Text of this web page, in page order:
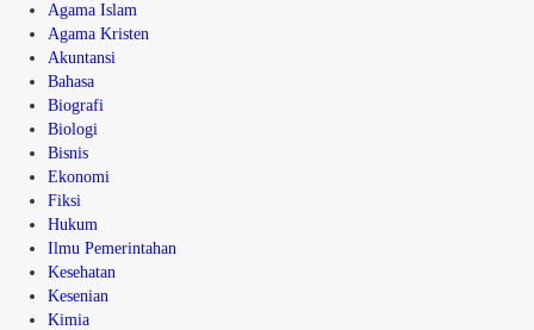
Agama Islam
Agama Kristen
Akuntansi
Bahasa
Biografi
Biologi
Bisnis
Ekonomi
Fiksi
Hukum
Ilmu Pemerintahan
Kesehatan
Kesenian
Kimia